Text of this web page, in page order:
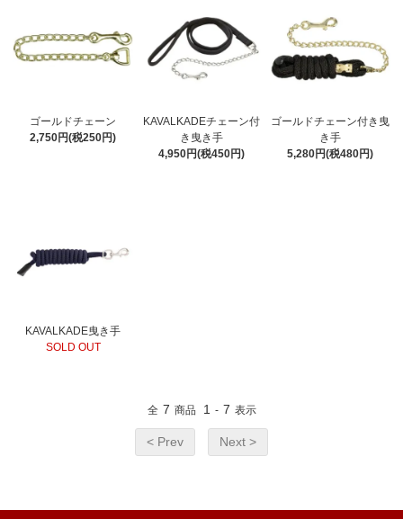
ゴールドチェーン
2,750円(税250円)
KAVALKADEチェーン付
き曳き手
4,950円(税450円)
ゴールドチェーン付き曳
き手
5,280円(税480円)
KAVALKADE曳き手
SOLD OUT
全 7 商品 1 - 7 表示
< Prev Next >